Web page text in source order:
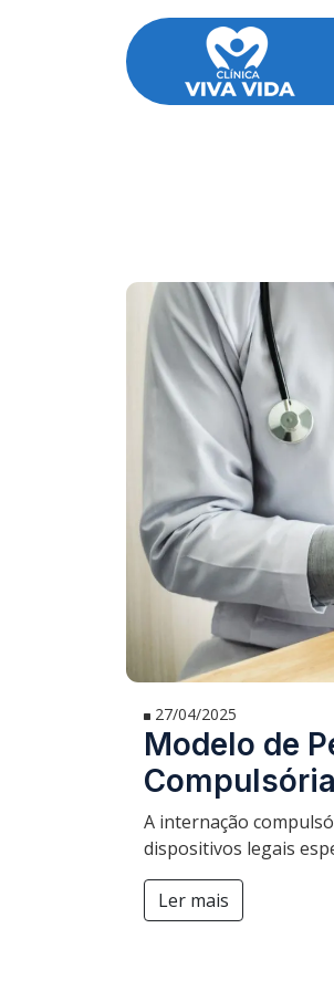
27/04/2025
Modelo de
A internação
dispositivos legais
Ler mais